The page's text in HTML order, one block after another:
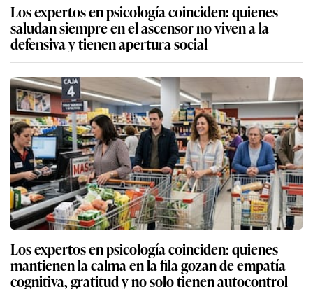
Los expertos en psicología coinciden: quienes
saludan siempre en el ascensor no viven a la
defensiva y tienen apertura social
Los expertos en psicología coinciden: quienes
mantienen la calma en la fila gozan de empatía
cognitiva, gratitud y no solo tienen autocontrol